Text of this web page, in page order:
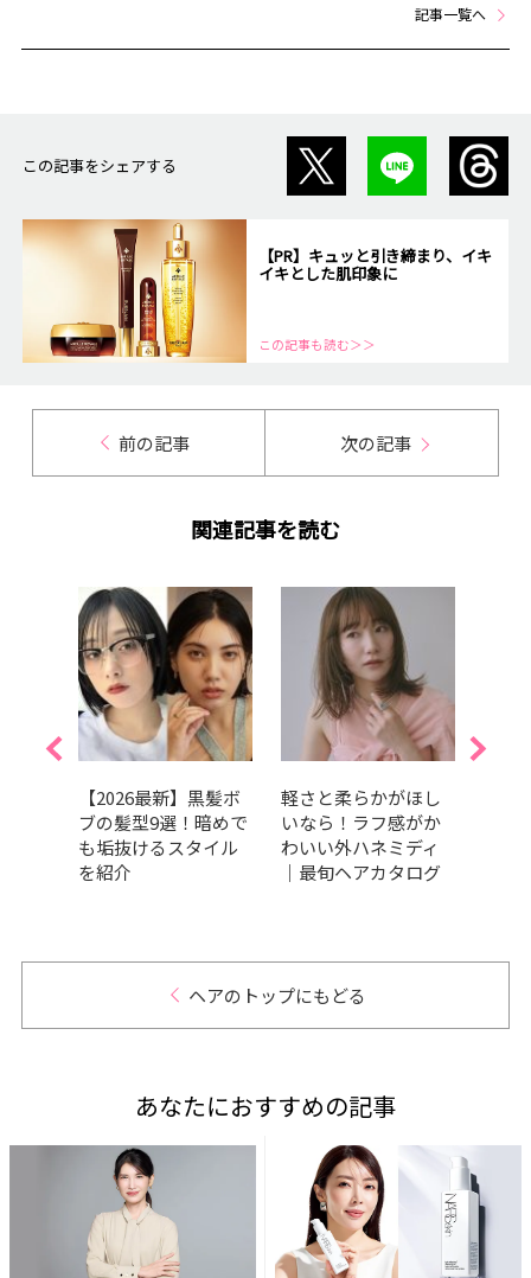
記事一覧へ
この記事をシェアする
【PR】キュッと引き締まり、イキ
イキとした肌印象に
この記事も読む＞＞
前の記事 次の記事
関連記事を読む
【2026最新】黒髪ボ
ブの髪型9選！暗めで
も垢抜けるスタイル
を紹介
軽さと柔らかがほし
いなら！ラフ感がか
わいい外ハネミディ
｜最旬ヘアカタログ
ヘアのトップにもどる
あなたにおすすめの記事